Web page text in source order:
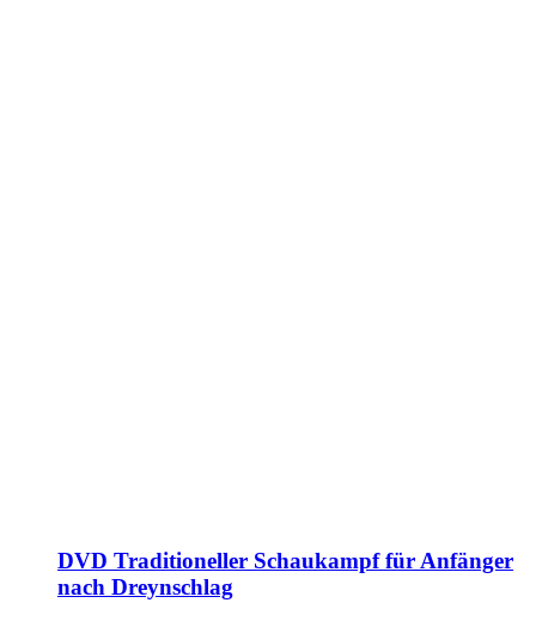
DVD Traditioneller Schaukampf für Anfänger
nach Dreynschlag